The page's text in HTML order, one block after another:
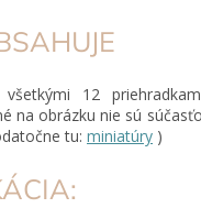
12
na obrázku nie sú
tu: miniatúry )